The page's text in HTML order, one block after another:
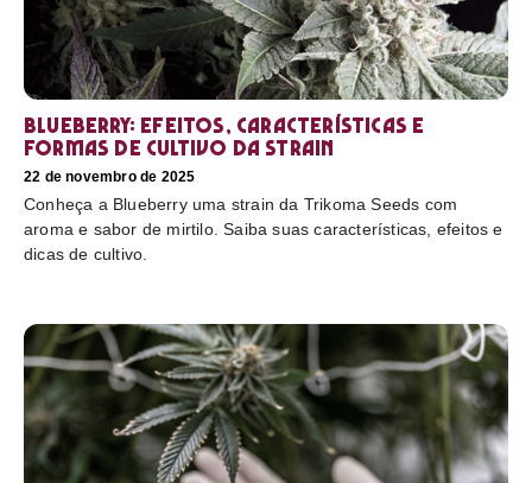
Blueberry: efeitos, características e
formas de cultivo da strain
22 de novembro de 2025
Conheça a Blueberry uma strain da Trikoma Seeds com
aroma e sabor de mirtilo. Saiba suas características, efeitos e
dicas de cultivo.